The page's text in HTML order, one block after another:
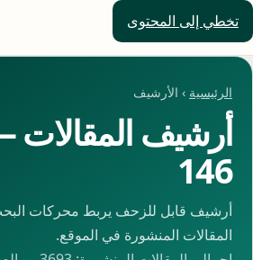
تخطي إلى المحتوى
حلول العالم
الرئيسية › الأرشيف
أرشيف
146
أرشيف قابل للزحف يربط محركات
المقالات المنشورة في الموقع.